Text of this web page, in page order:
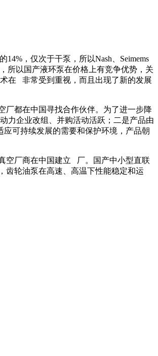
，仅次于干泵，所以Nash、Seimems
所以国产液环泵在价格上有竞争优势，关
在 非常受到重视，而且出现了新的发展
厂都在中国寻找合作伙伴。为了进一步降
力企业改组、并购活动活跃；二是产品由
可持续发展的需要和保护环境，产品朝
空厂商在中国建立 厂。国产中小型直联
齿轮油泵在高速、高温下性能稳定和运